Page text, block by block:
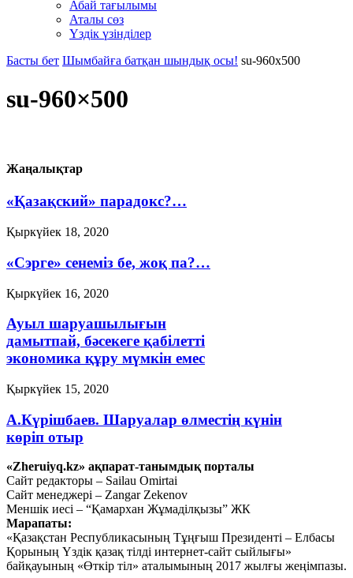
Абай тағылымы
Аталы сөз
Үздік үзінділер
Басты бет Шымбайға батқан шындық осы! su-960x500
su-960×500
Жаңалықтар
«Қазақский» парадокс?…
Қыркүйек 18, 2020
«Сэрге» сенеміз бе, жоқ па?…
Қыркүйек 16, 2020
Ауыл шаруашылығын
дамытпай, бәсекеге қабілетті
экономика құру мүмкін емес
Қыркүйек 15, 2020
А.Күрішбаев. Шаруалар өлместің күнін
көріп отыр
Қыркүйек 14, 2020
Қысқасы, «полный хаос»!
Қыркүйек 10, 2020
Тағы оқу
«Zheruiyq.kz» ақпарат-танымдық порталы
Сайт редакторы – Sailau Omirtai
Сайт менеджері – Zangar Zekenov
Меншік иесі – “Қамархан Жұмаділқызы” ЖК
Марапаты:
«Қазақстан Республикасының Тұңғыш Президенті – Елбасы
Қорының Үздік қазақ тілді интернет-сайт сыйлығы»
байқауының «Өткір тіл» аталымының 2017 жылғы жеңімпазы.